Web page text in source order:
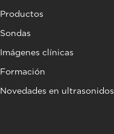
Productos
Sondas
Imágenes clínicas
Formación
Novedades en ultrasonidos